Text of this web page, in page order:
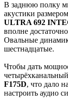
В заднюю полку
акустики
ULTRA 692
вполне
Овальные
шестнадцатые.
Чтобы дать
F175D, что дало
настроить аудио